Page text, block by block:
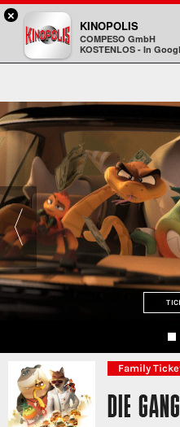
Kinopolis
Family
DIE
×
KINOPOLIS
COMPESO GmbH
KOSTENLOS - In